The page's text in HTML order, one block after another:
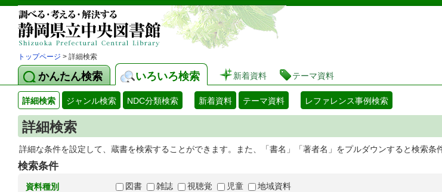
静岡県立図書館 蔵書検索・予約システム
トップページ > 詳細検索
かんたん検索 いろいろ検索 新着資料 テーマ資料
詳細検索 ジャンル検索 NDC分類検索 新着資料 テーマ資料 レファレンス事例検索
詳細検索
詳細な条件を設定して、蔵書を検索することができます。また、「書名」「著者名」をプルダウンすると検索条
検索条件
資料種別 図書 雑誌 視聴覚 児童 地域資料